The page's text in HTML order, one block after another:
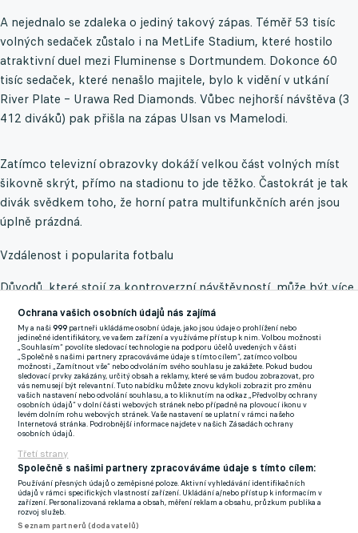
A nejednalo se zdaleka o jediný takový zápas. Téměř 53 tisíc
volných sedaček zůstalo i na MetLife Stadium, které hostilo
atraktivní duel mezi Fluminense s Dortmundem. Dokonce 60
tisíc sedaček, které nenašlo majitele, bylo k vidění v utkání
River Plate – Urawa Red Diamonds. Vůbec nejhorší návštěva (3
412 diváků) pak přišla na zápas Ulsan vs Mamelodi.
Zatímco televizní obrazovky dokáží velkou část volných míst
šikovně skrýt, přímo na stadionu to jde těžko. Častokrát je tak
divák svědkem toho, že horní patra multifunkčních arén jsou
úplně prázdná.
Vzdálenost i popularita fotbalu
Důvodů, které stojí za kontroverzní návštěvností, může být více.
Jedním z nich je zřejmě fakt, že se turnaj hraje v USA, tedy v
zemi, ve které "soccer" není navzdory působení Messiho a spol.
stále tak atraktivní záležitostí. Zároveň jsou Spojené státy pro
mnoho fanoušků z jiných koutů světa těžko dostupné, nehledě
na nákladné cestování.
Navzdory penězům, o které se na MS klubů hraje, nemá soutěž
takové renomé, aby ve velkém počtu přilákala fanoušky z
Evropy, pro které je daleko větším lákadlem Liga mistrů nebo
domácí soutěž. Velká část z nich si sotva zápasy zapne v televizi,
natož aby cestovala přes oceán. Věřte, že na mistrovství světa,
které se v USA, Kanadě a Mexiku koná příští rok, bude z Evropy
Ochrana vašich osobních údajů nás zajímá
My a naši999 partneři ukládáme osobní údaje, jako jsou údaje o prohlížení nebo
jedinečné identifikátory, ve vašem zařízení a využíváme přístup k nim. Volbou možnosti
„Souhlasím“ povolíte sledovací technologie na podporu účelů uvedených v části
„Společně s našimi partnery zpracováváme údaje s tímto cílem“, zatímco volbou
možnosti „Zamítnout vše“ nebo odvoláním svého souhlasu je zakážete. Pokud budou
sledovací prvky zakázány, určitý obsah a reklamy, které se vám budou zobrazovat, pro
vás nemusejí být relevantní. Tuto nabídku můžete znovu kdykoli zobrazit pro změnu
vašich nastavení nebo odvolání souhlasu, a to kliknutím na odkaz „Předvolby ochrany
osobních údajů“ v dolní části webových stránek nebo případně na plovoucí ikonu v
levém dolním rohu webových stránek. Vaše nastavení se uplatní v rámci našeho
Internetová stránka. Podrobnější informace najdete v našich Zásadách ochrany
osobních údajů.
Třetí strany
Společně s našimi partnery zpracováváme údaje s tímto cílem:
Používání přesných údajů o zeměpisné poloze. Aktivní vyhledávání identifikačních
údajů v rámci specifických vlastností zařízení. Ukládání a/nebo přístup k informacím v
zařízení. Personalizovaná reklama a obsah, měření reklam a obsahu, průzkum publika a
rozvoj služeb.
Seznam partnerů (dodavatelů)